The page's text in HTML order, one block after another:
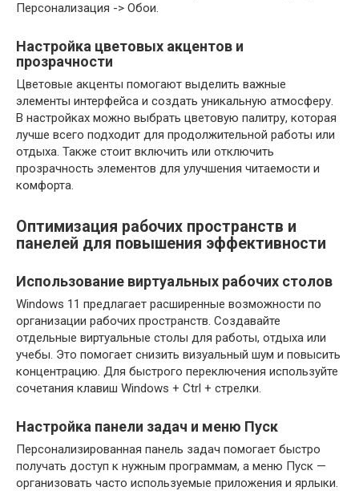
Персонализация -> Обои.
Настройка цветовых акцентов и
прозрачности
Цветовые акценты помогают выделить важные
элементы интерфейса и создать уникальную атмосферу.
В настройках можно выбрать цветовую палитру, которая
лучше всего подходит для продолжительной работы или
отдыха. Также стоит включить или отключить
прозрачность элементов для улучшения читаемости и
комфорта.
Оптимизация рабочих пространств и
панелей для повышения эффективности
Использование виртуальных рабочих столов
Windows 11 предлагает расширенные возможности по
организации рабочих пространств. Создавайте
отдельные виртуальные столы для работы, отдыха или
учебы. Это помогает снизить визуальный шум и повысить
концентрацию. Для быстрого переключения используйте
сочетания клавиш Windows + Ctrl + стрелки.
Настройка панели задач и меню Пуск
Персонализированная панель задач помогает быстро
получать доступ к нужным программам, а меню Пуск —
организовать часто используемые приложения и ярлыки.